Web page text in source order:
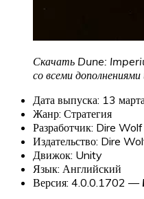
Скачать Dune:
со всеми
Дата выпуска: 13
Жанр: Стратегия
Разработчик: Dire
Издательство: Dire
Движок: Unity
Язык: Английский
Версия: 4.0.0.1702 —